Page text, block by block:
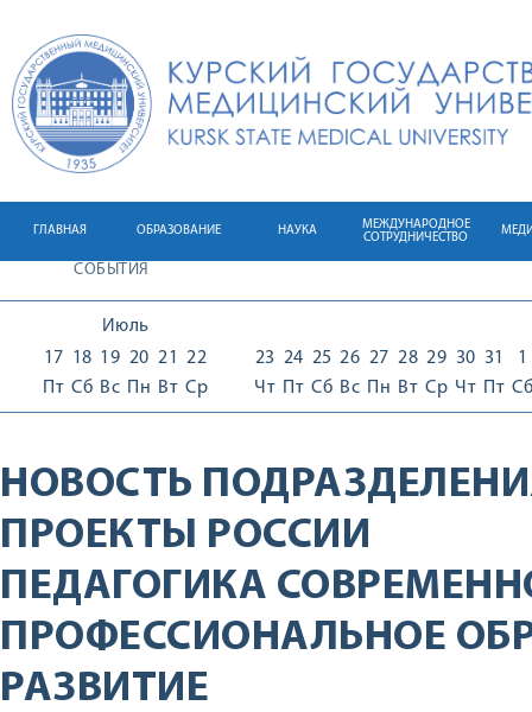
ГЛАВНАЯ ОБРАЗОВАНИЕ НАУКА
МЕЖДУНАРОДНОЕ
СОТРУДНИЧЕСТВО
СОБЫТИЯ
Июль
17
Пт
18
Сб
19
Вс
20
Пн
21
Вт
22
Ср
23
Чт
24
Пт
25
Сб
26
Вс
27
Пн
28
Вт
29
Ср
30
Чт
31
Пт
1
Сб
НОВОСТЬ
ПРОЕКТЫ РОССИИ
ПЕДАГОГИКА
ПРОФЕССИОНАЛЬНОЕ
РАЗВИТИЕ